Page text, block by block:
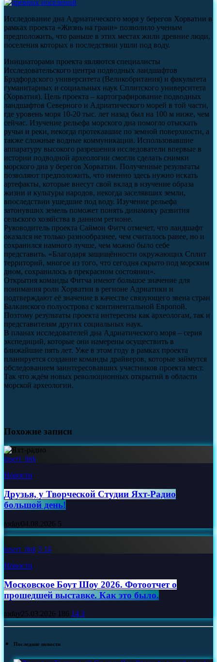
Исследование дна Адриатического моря у берегов Хорватии в
рамках проекта «Жизнь на грани» позволило ученым
предположить, что раньше в этих местах жили древние люди,
поселения которых в последствии ушли под воду.
Инициаторами проекта являются специалисты
Исследовательского центра подводных ландшафтов
Брэдфордского университета (Великобритания) и факультета
гуманитарных и социальных наук Сплитского университета
(Хорватия). Цель проекта – картографирование подводных
ландшафтов Северного и Адриатического морей в той части,
где уровень моря 10-20 тыс. лет назад был на 100 м ниже, чем
сейчас. Изучение рельефа морского дна помогло отыскать
ручьи и реки, некогда протекавшие по земной поверхности, а
также сложные водные коммуникации. Использовавшие
аппаратуру высокого разрешения исследователи впервые в
истории подводной археологии смогли сделать снимки
морского дна у берегов Хорватии. Полученные результаты
позволяют предположить, что именно здесь нужно искать
артефакты, которые внесут свой вклад в изучение образа
жизни и культуры народов, некогда заселявших земли,
впоследствии ушедшие под воду. Изучение рельефа
затонувших земель поможет понять динамику развития
сельского хозяйства в данном регионе.
Руководитель проекта Саймон Фитч отмечет, что ландшафт
оказался не только разнообразнее, чем считалось ранее, но и
сохранился намного лучше, чем можно было себе
представить. «Благодаря защищённости окружающих Сплит
территорий, многое из того, что сегодня скрыто под морским
дном, сохранилось в прекрасном состоянии».
Открытия команды Фитча имеют большое значение для
понимания роли Хорватии в регионе Адриатики и
подтверждают её значение в качестве связующего звена стран
Балканского полуострова с континентальной Европой.
Поэтому результаты проекта интересны как археологам, так и
представителям других социальных наук.
В планах исследователей дна Адриатического моря – серия
экспедиций, которые они намерены осуществить в
ближайшие пять лет. Уже в этом году в рамках проекта
планируется создание команды драйверов, которые займутся
обследованием заинтересовавших участников проекта мест.
Так что ждём новых революционных открытий в области
морской археологии.
Похожие записи
insert_link
Новости
Друзья, у Творческой Студии Яхт‑Радио
большой день!
today04.08.2026 5
insert_link 3 14
Новости
Московское Боут Шоу 2026. Фотоотчет о
прошедшей выставке. Как это было.
today25.03.2026 186 14 3
Последние новости